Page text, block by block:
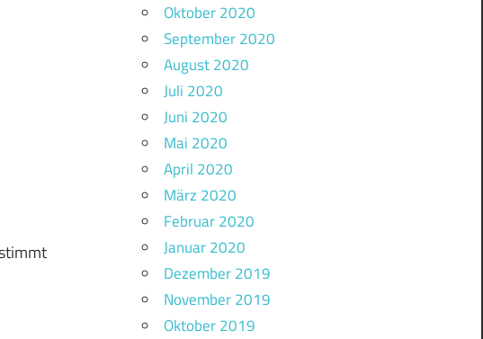
Oktober 2020
September 2020
August 2020
Juli 2020
Juni 2020
Mai 2020
April 2020
März 2020
Februar 2020
Januar 2020
Dezember 2019
November 2019
Oktober 2019